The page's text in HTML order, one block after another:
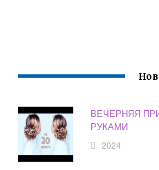
ВЕЧЕРНЯЯ
РУКАМИ
2024